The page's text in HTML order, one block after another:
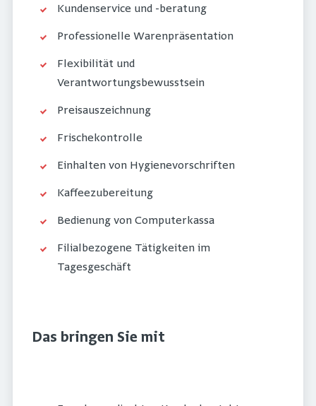
Kundenservice und -beratung
Professionelle Warenpräsentation
Flexibilität und
Verantwortungsbewusstsein
Preisauszeichnung
Frischekontrolle
Einhalten von Hygienevorschriften
Kaffeezubereitung
Bedienung von Computerkassa
Filialbezogene Tätigkeiten im
Tagesgeschäft
Das bringen Sie mit